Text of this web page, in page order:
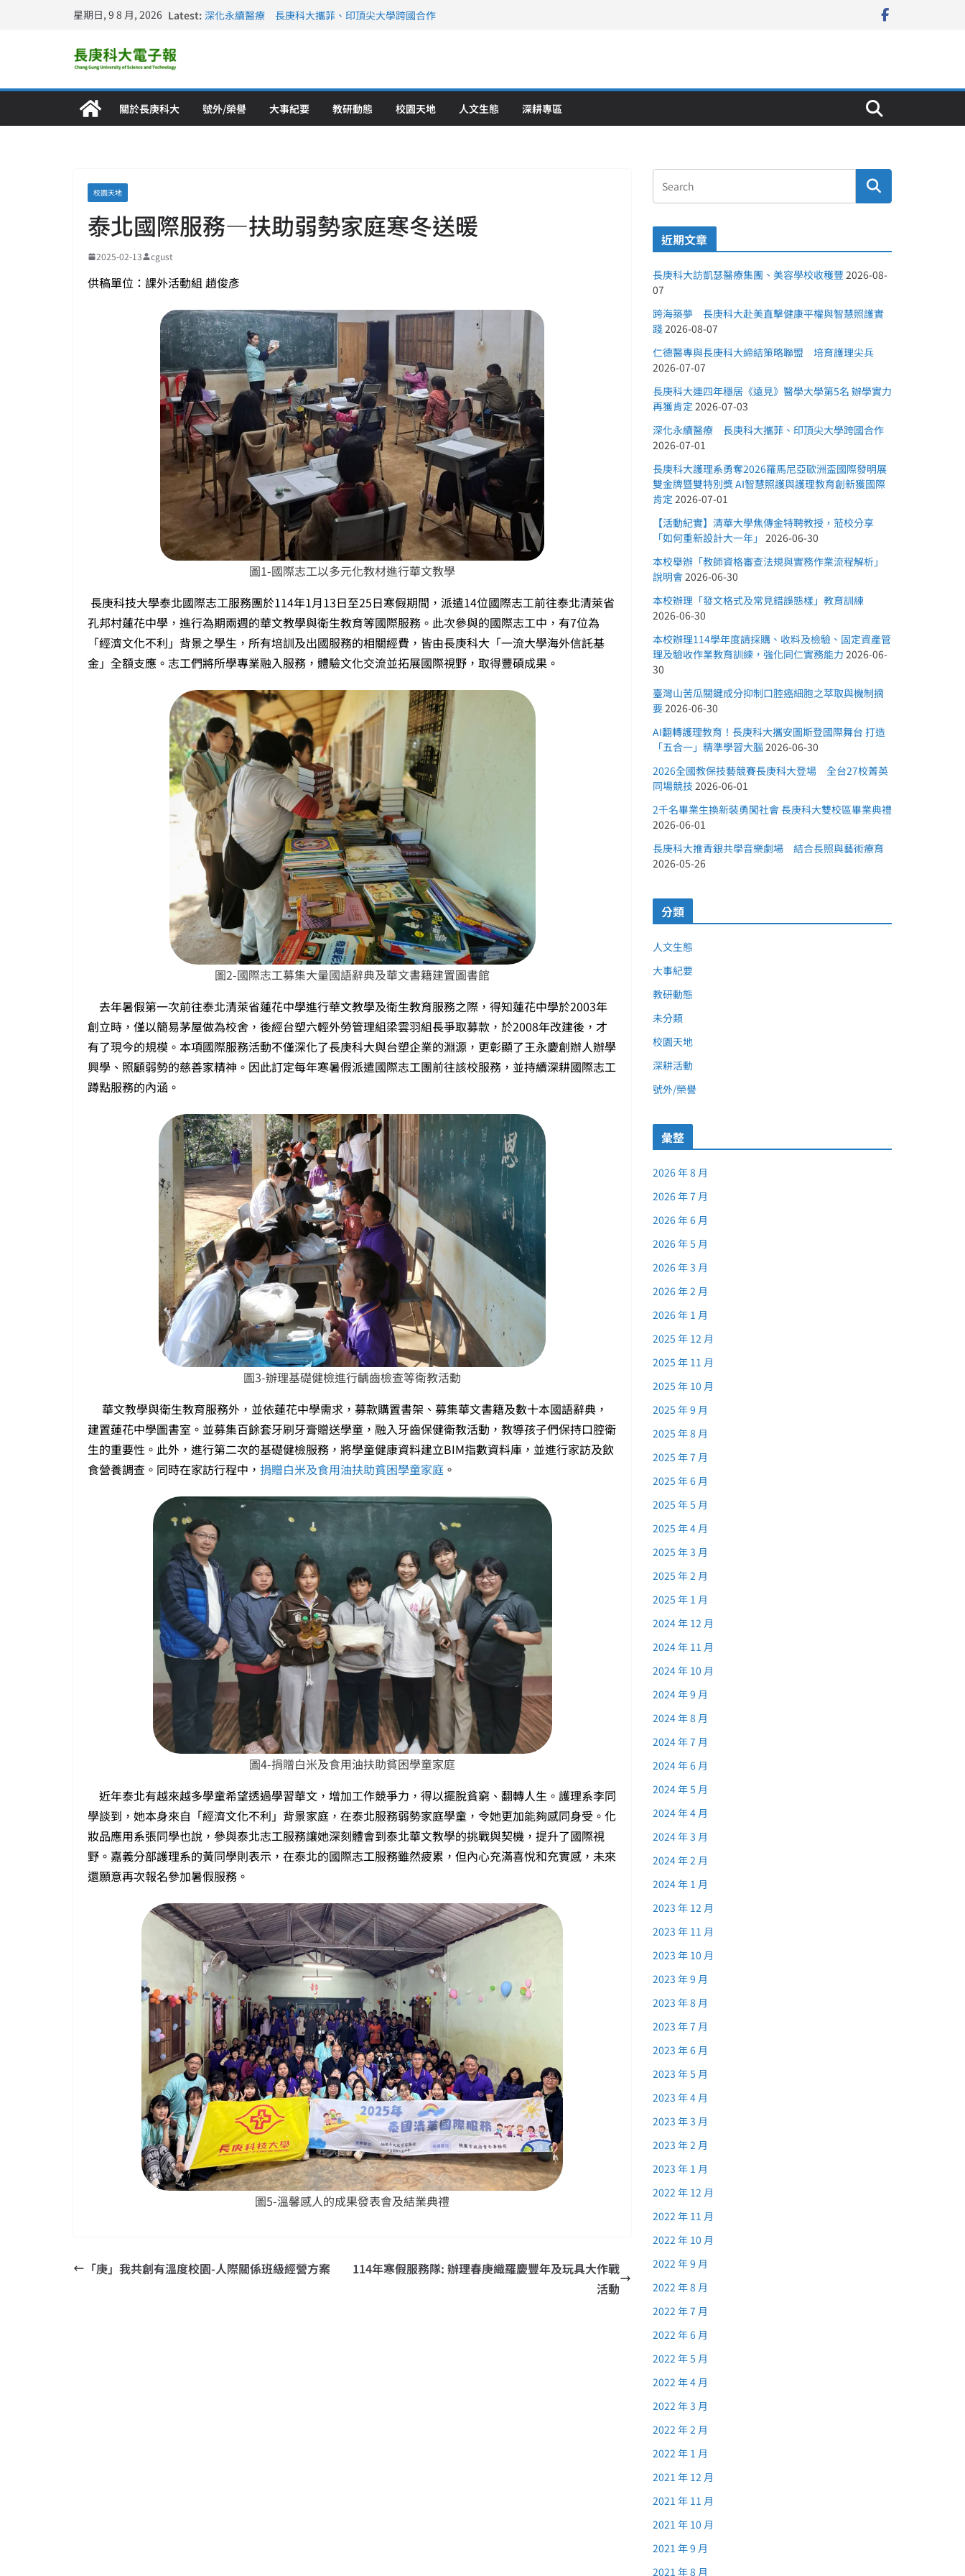
星期日, 9 8 月, 2026 Latest: 深化永續醫療 長庚科大攜菲、印頂尖大學跨國合作
關於長庚科大 號外/榮譽 大事紀要 教研動態 校園天地 人文生態 深耕專區
校園天地
泰北國際服務—扶助弱勢家庭寒冬送暖
2025-02-13 cgust
供稿單位：課外活動組 趙俊彥
圖1-國際志工以多元化教材進行華文教學
長庚科技大學泰北國際志工服務團於114年1月13日至25日寒假期間，派遣14位國際志工前往泰北清萊省
孔邦村蓮花中學，進行為期兩週的華文教學與衛生教育等國際服務。此次參與的國際志工中，有7位為
「經濟文化不利」背景之學生，所有培訓及出國服務的相關經費，皆由長庚科大「一流大學海外信託基
金」全額支應。志工們將所學專業融入服務，體驗文化交流並拓展國際視野，取得豐碩成果。
圖2-國際志工募集大量國語辭典及華文書籍建置圖書館
去年暑假第一次前往泰北清萊省蓮花中學進行華文教學及衛生教育服務之際，得知蓮花中學於2003年
創立時，僅以簡易茅屋做為校舍，後經台塑六輕外勞管理組梁雲羽組長爭取募款，於2008年改建後，才
有了現今的規模。本項國際服務活動不僅深化了長庚科大與台塑企業的淵源，更彰顯了王永慶創辦人辦學
興學、照顧弱勢的慈善家精神。因此訂定每年寒暑假派遣國際志工團前往該校服務，並持續深耕國際志工
蹲點服務的內涵。
圖3-辦理基礎健檢進行齲齒檢查等衛教活動
華文教學與衛生教育服務外，並依蓮花中學需求，募款購置書架、募集華文書籍及數十本國語辭典，
建置蓮花中學圖書室。並募集百餘套牙刷牙膏贈送學童，融入牙齒保健衛教活動，教導孩子們保持口腔衛
生的重要性。此外，進行第二次的基礎健檢服務，將學童健康資料建立BIM指數資料庫，並進行家訪及飲
食營養調查。同時在家訪行程中， 捐贈白米及食用油扶助貧困學童家庭 。
圖4-捐贈白米及食用油扶助貧困學童家庭
近年泰北有越來越多學童希望透過學習華文，增加工作競爭力，得以擺脫貧窮、翻轉人生。護理系李同
學談到，她本身來自「經濟文化不利」背景家庭，在泰北服務弱勢家庭學童，令她更加能夠感同身受。化
妝品應用系張同學也說，參與泰北志工服務讓她深刻體會到泰北華文教學的挑戰與契機，提升了國際視
野。嘉義分部護理系的黃同學則表示，在泰北的國際志工服務雖然疲累，但內心充滿喜悅和充實感，未來
還願意再次報名參加暑假服務。
圖5-溫馨感人的成果發表會及結業典禮
「庚」我共創有溫度校園-人際關係班級經營方案
114年寒假服務隊: 辦理春庚織羅慶豐年及玩具大作戰
活動
近期文章
長庚科大訪凱瑟醫療集團、美容學校收穫豐 2026-08-
07
跨海築夢 長庚科大赴美直擊健康平權與智慧照護實
踐2026-08-07
仁德醫專與長庚科大締結策略聯盟 培育護理尖兵
2026-07-07
長庚科大連四年穩居《遠見》醫學大學第5名 辦學實力
再獲肯定 2026-07-03
深化永續醫療 長庚科大攜菲、印頂尖大學跨國合作
2026-07-01
長庚科大護理系勇奪2026羅馬尼亞歐洲盃國際發明展
雙金牌暨雙特別獎 AI智慧照護與護理教育創新獲國際
肯定 2026-07-01
【活動紀實】清華大學焦傳金特聘教授，蒞校分享
「如何重新設計大一年」 2026-06-30
本校舉辦「教師資格審查法規與實務作業流程解析」
說明會2026-06-30
本校辦理「發文格式及常見錯誤態樣」教育訓練
2026-06-30
本校辦理114學年度請採購、收料及檢驗、固定資產管
理及驗收作業教育訓練，強化同仁實務能力 2026-06-
30
臺灣山苦瓜關鍵成分抑制口腔癌細胞之萃取與機制摘
要2026-06-30
AI翻轉護理教育！長庚科大攜安圖斯登國際舞台 打造
「五合一」精準學習大腦 2026-06-30
2026全國教保技藝競賽長庚科大登場 全台27校菁英
同場競技 2026-06-01
2千名畢業生換新裝勇闖社會 長庚科大雙校區畢業典禮
2026-06-01
長庚科大推青銀共學音樂劇場 結合長照與藝術療育
2026-05-26
分類
人文生態
大事紀要
教研動態
未分類
校園天地
深耕活動
號外/榮譽
彙整
2026 年 8 月
2026 年 7 月
2026 年 6 月
2026 年 5 月
2026 年 3 月
2026 年 2 月
2026 年 1 月
2025 年 12 月
2025 年 11 月
2025 年 10 月
2025 年 9 月
2025 年 8 月
2025 年 7 月
2025 年 6 月
2025 年 5 月
2025 年 4 月
2025 年 3 月
2025 年 2 月
2025 年 1 月
2024 年 12 月
2024 年 11 月
2024 年 10 月
2024 年 9 月
2024 年 8 月
2024 年 7 月
2024 年 6 月
2024 年 5 月
2024 年 4 月
2024 年 3 月
2024 年 2 月
2024 年 1 月
2023 年 12 月
2023 年 11 月
2023 年 10 月
2023 年 9 月
2023 年 8 月
2023 年 7 月
2023 年 6 月
2023 年 5 月
2023 年 4 月
2023 年 3 月
2023 年 2 月
2023 年 1 月
2022 年 12 月
2022 年 11 月
2022 年 10 月
2022 年 9 月
2022 年 8 月
2022 年 7 月
2022 年 6 月
2022 年 5 月
2022 年 4 月
2022 年 3 月
2022 年 2 月
2022 年 1 月
2021 年 12 月
2021 年 11 月
2021 年 10 月
2021 年 9 月
2021 年 8 月